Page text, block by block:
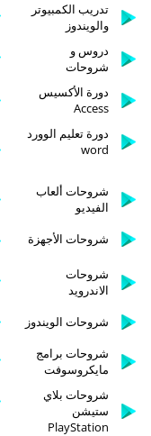
تدريب الكمبيوتر
والويندوز
دروس و
شروحات
دورة الأكسيس
Access
دورة تعليم الوورد
word
شروحات ألعاب
الفيديو
شروحات الأجهزة
شروحات
الاندرويد
شروحات الويندوز
شروحات برامج
مايكروسوفت
شروحات بلاي
ستيشن
PlayStation